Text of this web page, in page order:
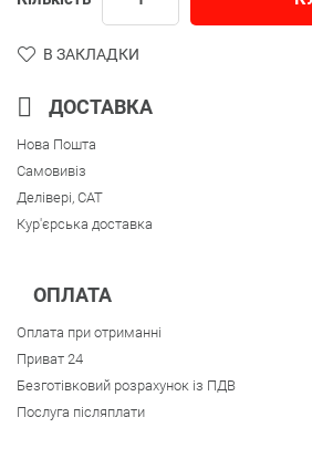
В ЗАКЛАДКИ
ДОСТАВКА
Нова Пошта
Самовивіз
Делівері, CAT
Кур'єрська доставка
ОПЛАТА
Оплата при отриманні
Приват 24
Безготівковий розрахунок із ПДВ
Послуга післяплати